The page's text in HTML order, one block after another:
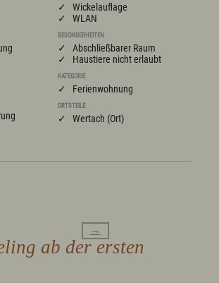
✓ Wickelauflage
✓ WLAN
BESONDERHEITEN
✓ Abschließbarer Raum
✓ Haustiere nicht erlaubt
KATEGORIE
✓ Ferienwohnung
ORTSTEILE
✓ Wertach (Ort)
→
ab der ersten